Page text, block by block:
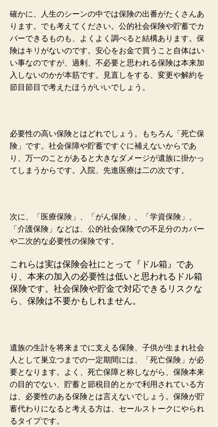
確かに、人生のシーンの中では保険の出番がたくさんあ
ります。でも考えてください。公的社会保険や貯蓄でカ
バーできるものも、よくよく調べると結構あります。保
険はキリがないのです。安心をお金で買うこと自体はい
い事なのですが、過剰、不必要と思われる保険は本来加
入しないのかが本筋です。見直しをする、変更や解約を
節目節目で考えたほうがいいでしょう。
必要性の高い保険とはどれでしょう。もちろん「死亡保
険」です。社会保障や貯蓄ですぐに補えないからであ
り、万一のことがあると大きなダメージが遺族に掛かっ
てしまうからです。入院、先進医療は二の次です。
次に、「医療保険」、「がん保険」、「学資保険」、
「介護保険」などは、公的社会保険での不足分のカバー
や二次的な必要性の保険です。
これらは実は保険会社にとって『ドル箱』であ
り、本来の加入の必要性は低いと思われるドル箱
保険です。社会保険や貯金で対応できるリスクな
ら、保険は不要かもしれません。
遺族の生計を将来までに支える保険、子供が生まれ社会
人として巣立つまでの一定期間には、「死亡保険」が必
要となります。よく、死亡保障と称しながら、保険本来
の目的でない、貯蓄と節税目的とかで利用されている方
は、必要性のある保険とは言えないでしょう。保険が貯
蓄代わりになると考える方は、セールストークにやられ
るタイプです。